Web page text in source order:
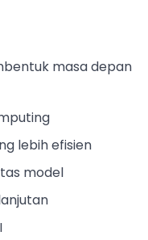
masa depan
lebih efisien
model